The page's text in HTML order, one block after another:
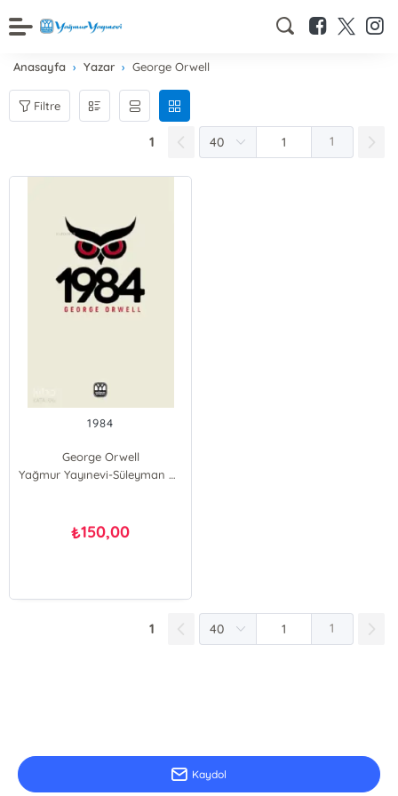
Anasayfa Yazar George Orwell
Filtre
1 1
1984
George Orwell
Yağmur Yayınevi-Süleyman Özdemir
₺150,00
1 1
Kaydol